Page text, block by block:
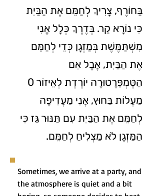
בַּחוֹרֶף, צָרִיךְ לְחַמֵּם אֶת הַבַּיִת
כִּי נוֹרָא קַר. בְּדֶרֶךְ כְּלָל אֲנִי
מִשְׁתַּמֶּשֶׁת בְּמַזְגָן כְּדֵי לְחַמֵּם
אֶת הַבַּיִת, אֲבָל אִם
הַטֶּמְפֵּרָטוּרָה יוֹרֶדֶת לְאֵיזוֹר 0
מַעֲלוֹת בַּחוּץ, אֲנִי מַעֲדִיפָה
לְחַמֵּם אֶת הַבַּיִת עִם תַּנּוּר גַּז כִּי
הַמַּזְגָן לֹא מַצְלִיחַ לְחַמֵּם.
Sometimes, we arrive at a party, and
the atmosphere is quiet and a bit